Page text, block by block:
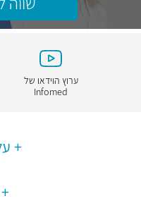
ערוץ הוידאו של
Infomed